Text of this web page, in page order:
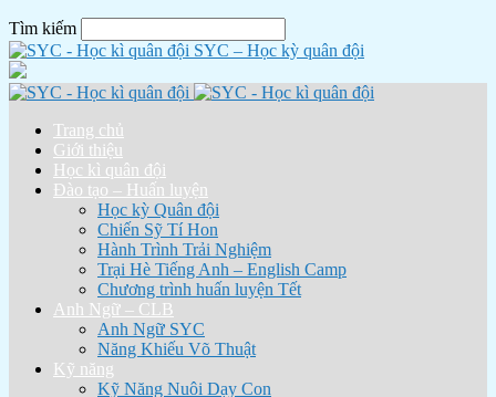
Tìm kiếm
SYC – Học kỳ quân đội
Trang chủ
Giới thiệu
Học kì quân đội
Đào tạo – Huấn luyện
Học kỳ Quân đội
Chiến Sỹ Tí Hon
Hành Trình Trải Nghiệm
Trại Hè Tiếng Anh – English Camp
Chương trình huấn luyện Tết
Anh Ngữ – CLB
Anh Ngữ SYC
Năng Khiếu Võ Thuật
Kỹ năng
Kỹ Năng Nuôi Dạy Con